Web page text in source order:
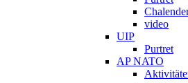
video
UIP
Purtret
AP NATO